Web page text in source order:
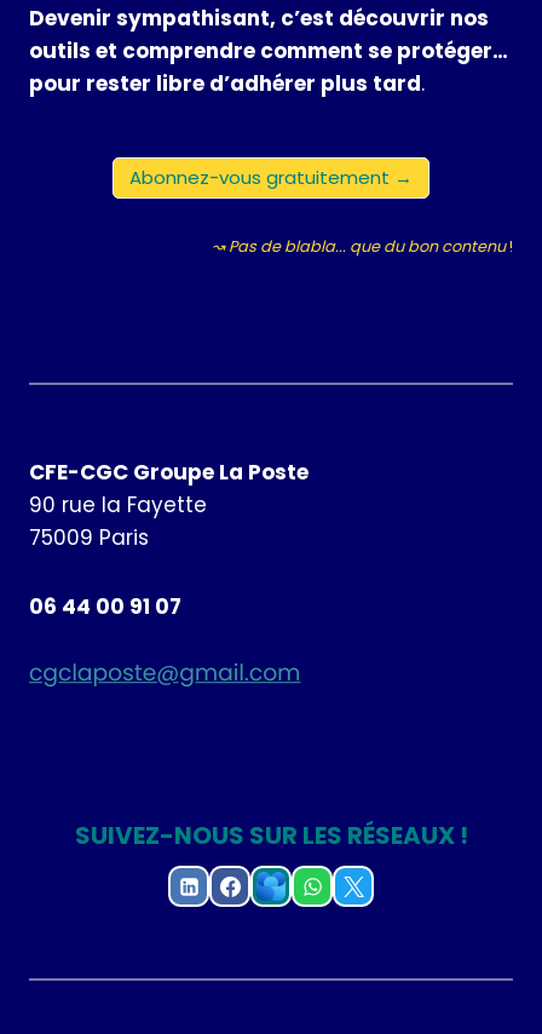
Devenir sympathisant, c’est découvrir nos
outils et comprendre comment se protéger…
pour rester libre d’adhérer plus tard.
Abonnez-vous gratuitement →
↝ Pas de blabla... que du bon contenu!
CFE-CGC Groupe La Poste
90 rue la Fayette
75009 Paris
06 44 00 91 07
SUIVEZ-NOUS SUR LES RÉSEAUX !